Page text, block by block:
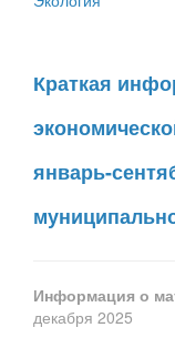
Краткая
январь-
Информация о
декабря 2025